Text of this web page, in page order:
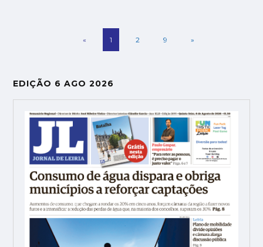
« 1 2 9 »
EDIÇÃO 6 AGO 2026